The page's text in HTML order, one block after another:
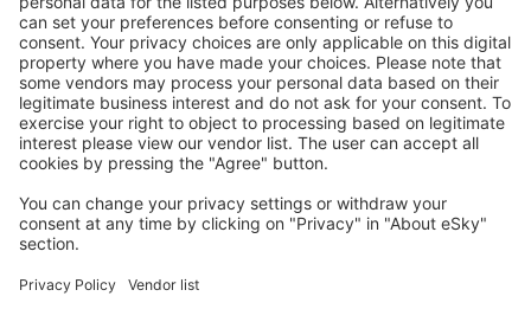
Pianifica in sicurezza
Prenotazione senza pensieri con possibilità di
cancellazione gratuita.
Risparmia di più
Prezzi attraenti e offerte speciali per gli utenti registrati.
L’alloggio che ti piace
appartamenti e altri.